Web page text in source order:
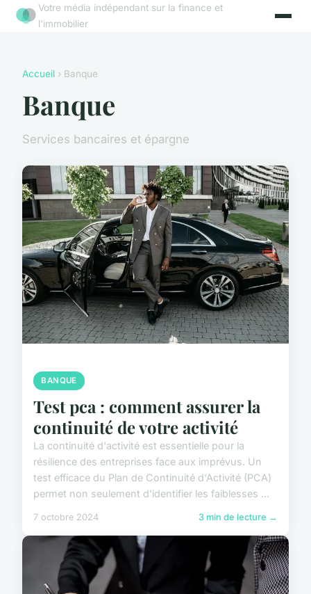
Votre média indépendant sur la finance et
l'immobilier
Accueil › Banque
Banque
Services bancaires et épargne
BANQUE
Test pca : comment assurer la
continuité de votre activité
La continuité d'activité est essentielle pour la
résilience des entreprises face aux imprévus. Un
test efficace du Plan de Continuité d'Activité (PCA)
permet non seulement d'identifier les faiblesses ...
7 octobre 2024 3 min de lecture →